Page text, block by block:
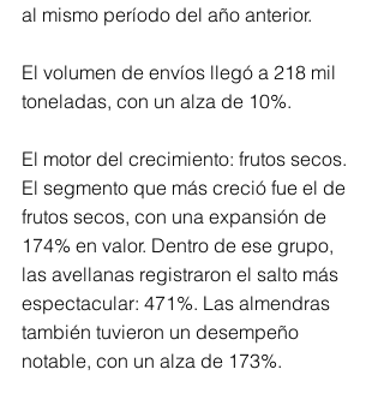
al mismo período del año anterior.
El volumen de envíos llegó a 218 mil
toneladas, con un alza de 10%.
El motor del crecimiento: frutos secos.
El segmento que más creció fue el de
frutos secos, con una expansión de
174% en valor. Dentro de ese grupo,
las avellanas registraron el salto más
espectacular: 471%. Las almendras
también tuvieron un desempeño
notable, con un alza de 173%.